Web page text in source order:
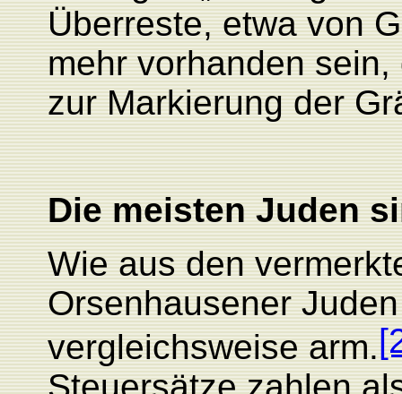
Überreste, etwa von
mehr vorhanden
zur Markierung der
Die meisten Juden
Wie aus den
Orsenhausener
vergleichsweise arm.
Steuersätze zahlen